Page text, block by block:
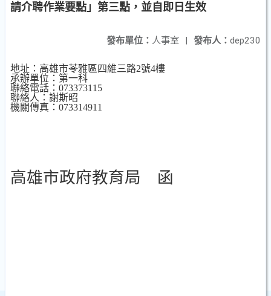
請介聘作業要點」第三點，並自即日生效
發布人： dep230
發布單位： 人事室 |
地址： 高雄市苓雅區四維三路2號4樓
承辦單位：第一科
聯絡電話： 073373115
聯絡人：謝斯昭
機關傳真： 073314911
高雄市政府教育局 函